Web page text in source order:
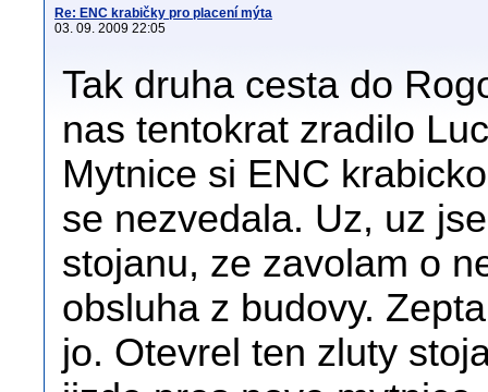
Re: ENC krabičky pro placení mýta
03. 09. 2009 22:05
Tak druha cesta do
nas tentokrat zradilo
Mytnice si ENC
se nezvedala. Uz, uz
stojanu, ze zavolam o
obsluha z budovy.
jo. Otevrel ten zluty